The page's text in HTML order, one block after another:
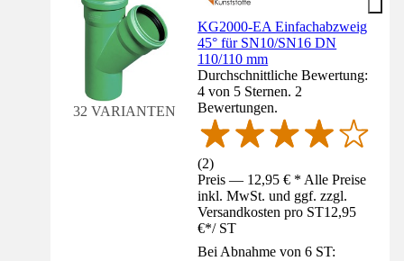
32 VARIANTEN
KG2000-EA Einfachabzweig
45° für SN10/SN16 DN
110/110 mm
Durchschnittliche Bewertung:
4 von 5 Sternen. 2
Bewertungen.
(2)
Preis — 12,95 € * Alle Preise
inkl. MwSt. und ggf. zzgl.
Versandkosten pro ST12,95
€*/ ST
Bei Abnahme von 6 ST: